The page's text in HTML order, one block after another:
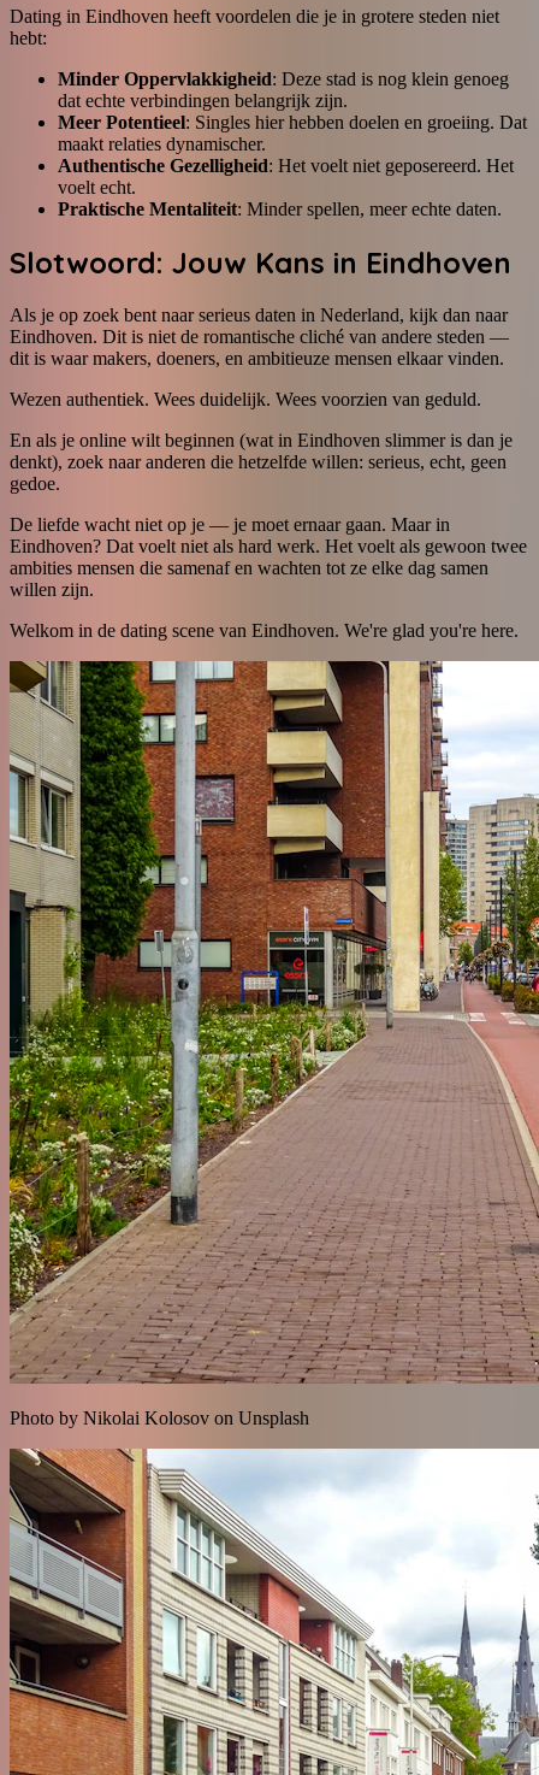
Dating in Eindhoven heeft voordelen die je in grotere steden niet
hebt:
Minder Oppervlakkigheid: Deze stad is nog klein genoeg
dat echte verbindingen belangrijk zijn.
Meer Potentieel: Singles hier hebben doelen en groeiing. Dat
maakt relaties dynamischer.
Authentische Gezelligheid: Het voelt niet geposereerd. Het
voelt echt.
Praktische Mentaliteit: Minder spellen, meer echte daten.
Slotwoord: Jouw Kans in Eindhoven
Als je op zoek bent naar serieus daten in Nederland, kijk dan naar
Eindhoven. Dit is niet de romantische cliché van andere steden —
dit is waar makers, doeners, en ambitieuze mensen elkaar vinden.
Wezen authentiek. Wees duidelijk. Wees voorzien van geduld.
En als je online wilt beginnen (wat in Eindhoven slimmer is dan je
denkt), zoek naar anderen die hetzelfde willen: serieus, echt, geen
gedoe.
De liefde wacht niet op je — je moet ernaar gaan. Maar in
Eindhoven? Dat voelt niet als hard werk. Het voelt als gewoon twee
ambities mensen die samenaf en wachten tot ze elke dag samen
willen zijn.
Welkom in de dating scene van Eindhoven. We're glad you're here.
Photo by Nikolai Kolosov on Unsplash